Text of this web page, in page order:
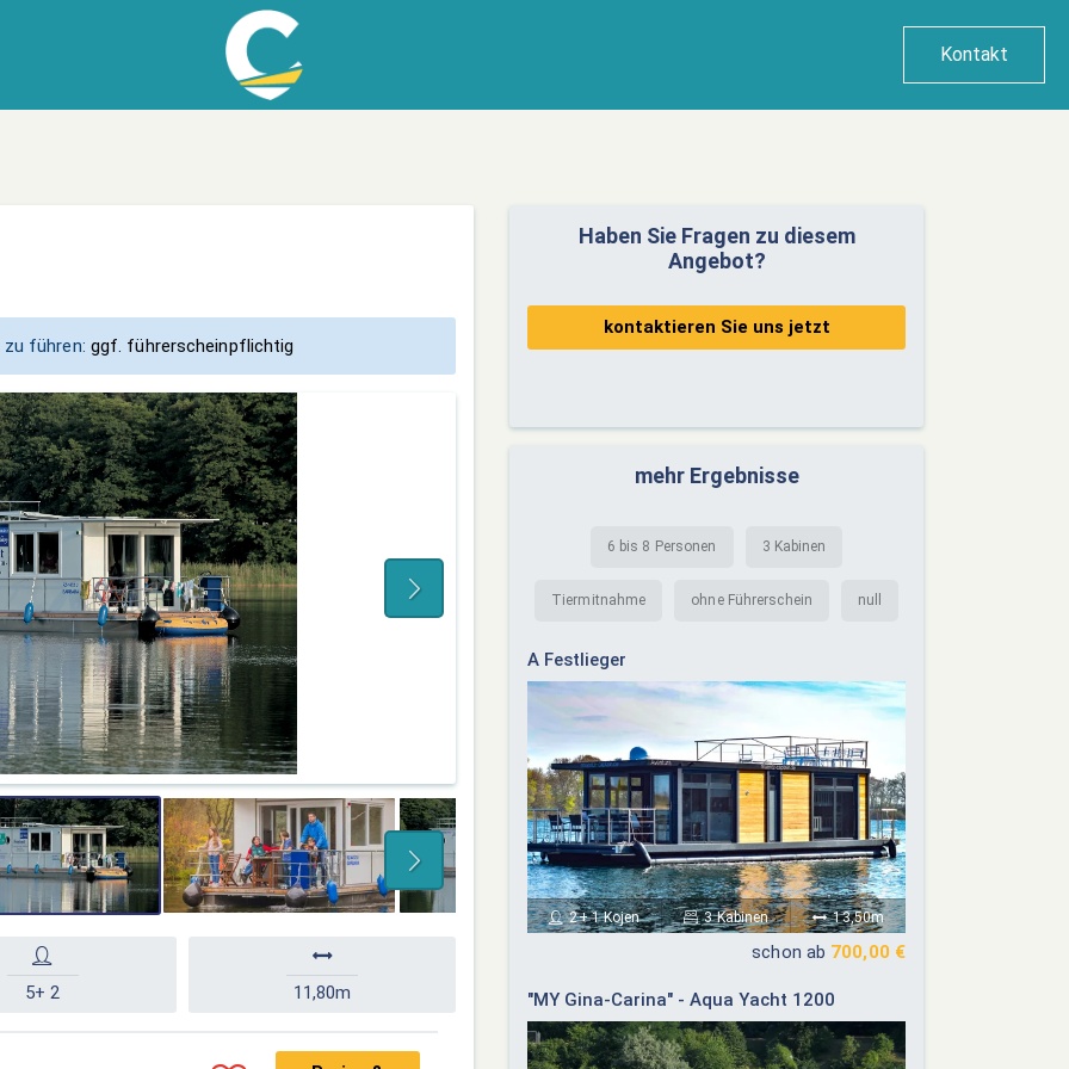
Kontakt
führen: ggf. führerscheinpflichtig
5+ 2 11,80m
Haben Sie Fragen zu diesem
Angebot?
kontaktieren Sie uns jetzt
mehr Ergebnisse
6 bis 8 Personen 3 Kabinen
Tiermitnahme ohne Führerschein null
A Festlieger
2+ 1 Kojen 3 Kabinen 13,50m
schon ab 700,00 €
"MY Gina-Carina" - Aqua Yacht 1200